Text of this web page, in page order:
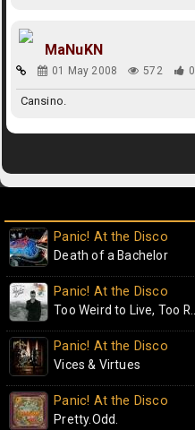
MaNuKN
01 May 2008 572 0
Cansino.
Panic! At the Disco
Death of a Bachelor
Panic! At the Disco
Too Weird to Live, Too R...
Panic! At the Disco
Vices & Virtues
Panic! At the Disco
Pretty.Odd.